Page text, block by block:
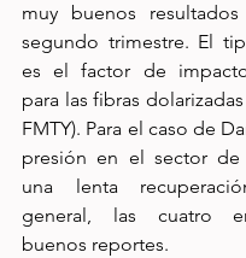
muy buenos
segundo trimestre. El
es el factor de
para las fibras
FMTY). Para el caso de
presión en el sector de
una lenta
general, las cuatro
buenos reportes.